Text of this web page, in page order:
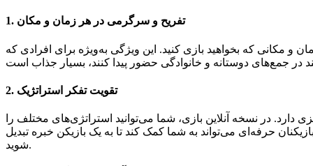
1. تفریح و سرگرمی در هر زمان و مکان
و مکانی که بخواهید بازی کنید. این ویژگی به‌ویژه برای افرادی که
2. تقویت تفکر استراتژیک
دارد. در نسخه آنلاین بازی، شما می‌توانید استراتژی‌های مختلف را
حرفه‌ای می‌تواند به شما کمک کند تا به یک بازیکن خبره تبدیل
شوید.